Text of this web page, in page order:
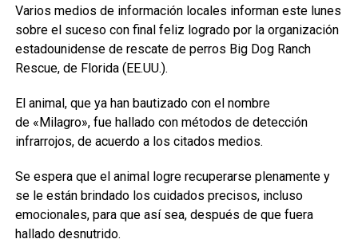
Varios medios de información locales informan este lunes
sobre el suceso con final feliz logrado por la organización
estadounidense de rescate de perros Big Dog Ranch
Rescue, de Florida (EE.UU.).
El animal, que ya han bautizado con el nombre
de «Milagro», fue hallado con métodos de detección
infrarrojos, de acuerdo a los citados medios.
Se espera que el animal logre recuperarse plenamente y
se le están brindado los cuidados precisos, incluso
emocionales, para que así sea, después de que fuera
hallado desnutrido.